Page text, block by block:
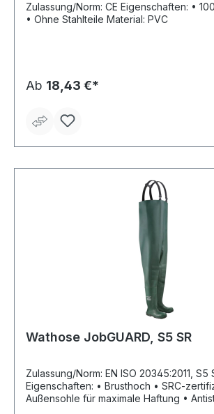
Zulassung/Norm: CE Eigenschaften: • 100 % wasserdicht
• Ohne Stahlteile Material: PVC
Ab 18,43 €*
Wathose JobGUARD, S5 SR
Zulassung/Norm: EN ISO 20345:2011, S5 SRC
Eigenschaften: • Brusthoch • SRC-zertifizierte
Außensohle für maximale Haftung • Antistatisch,